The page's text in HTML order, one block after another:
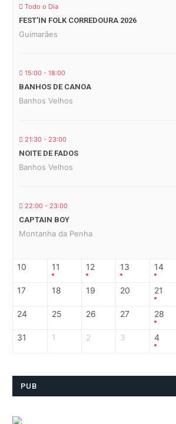
Todo o Dia
FEST’IN FOLK CORREDOURA 2026
Guimarães
15:00 - 18:00
BANHOS DE CANOA
Banhos Velhos
21:30 - 23:00
NOITE DE FADOS
Banhos Velhos
22:00 - 23:00
CAPTAIN BOY
Montanha da Penha
10 11 12 13 14
17 18 19 20 21
24 25 26 27 28
31 1 2 3 4
PUB